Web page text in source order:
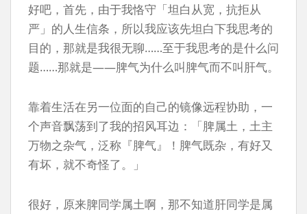
好吧，首先，由于我恪守「坦白从宽，抗拒从
严」的人生信条，所以我应该先坦白下我思考的
目的，那就是我很无聊……至于我思考的是什么问
题……那就是——脾气为什么叫脾气而不叫肝气。
靠着生活在另一位面的自己的镜像远程协助，一
个声音飘荡到了我的招风耳边：「脾属土，土主
万物之杂气，泛称『脾气』！脾气既杂，有好又
有坏，就不奇怪了。」
很好，原来脾同学属土啊，那不知道肝同学是属